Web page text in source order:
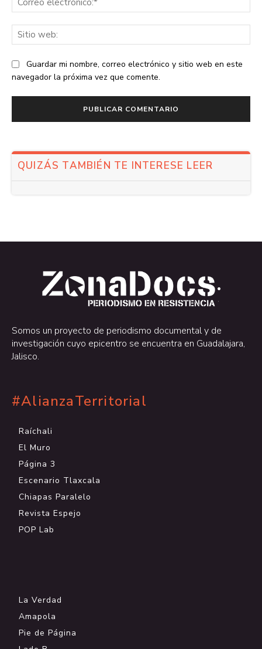
Guardar mi nombre, correo electrónico y sitio web en este
navegador la próxima vez que comente.
QUIZÁS TAMBIÉN TE INTERESE LEER
.
.
Somos un proyecto de periodismo documental y de
investigación cuyo epicentro se encuentra en Guadalajara,
Jalisco.
#AlianzaTerritorial
Raíchali
El Muro
Página 3
Escenario Tlaxcala
Chiapas Paralelo
Revista Espejo
POP Lab
La Verdad
Amapola
Pie de Página